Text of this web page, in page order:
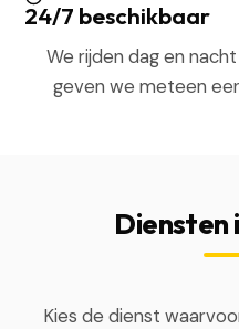
24/7 beschikbaar
We rijden dag en
geven we meteen
Diensten
Kies de dienst